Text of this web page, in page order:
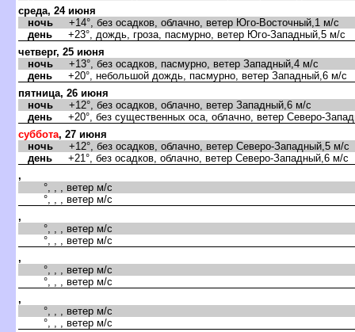
среда, 24 июня
ночь +14°, без осадков, облачно, ветер Юго-Восточный,1 м/с
день +23°, дождь, гроза, пасмурно, ветер Юго-Западный,5 м/с
четверг, 25 июня
ночь +13°, без осадков, пасмурно, ветер Западный,4 м/с
день +20°, небольшой дождь, пасмурно, ветер Западный,6 м/с
пятница, 26 июня
ночь +12°, без осадков, облачно, ветер Западный,6 м/с
день +20°, без существенных оса, облачно, ветер Северо-
суббота, 27 июня
ночь +12°, без осадков, облачно, ветер Северо-Западный,5 м/с
день +21°, без осадков, облачно, ветер Северо-Западный,6 м/с
,
°, , , ветер м/с
°, , , ветер м/с
,
°, , , ветер м/с
°, , , ветер м/с
,
°, , , ветер м/с
°, , , ветер м/с
,
°, , , ветер м/с
°, , , ветер м/с